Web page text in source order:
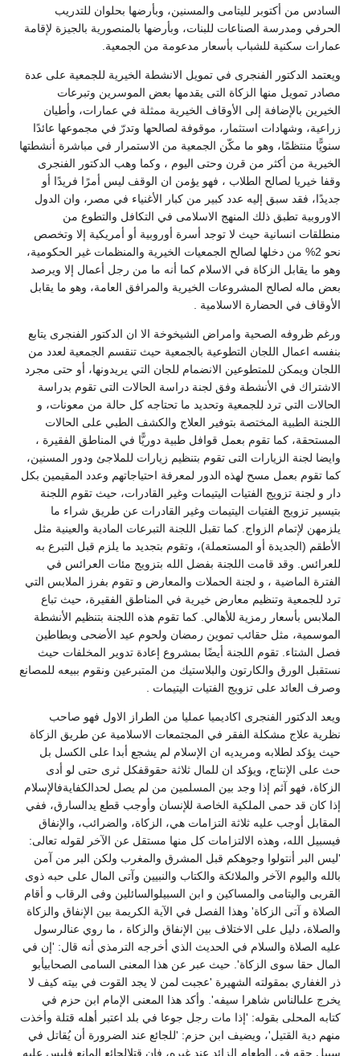
السادس من أكتوبر لليتامى والمسنين، وبأرضها بحلوان للتدريب
الحرفي ومدرسة الصناعات للبنات، وبأرضها بالمنصورية بالجيزة لإقامة
عمارات سكنية للشباب بأسعار مدعومة من الجمعية.
ويعتمد الدكتور الفنجرى في تمويل الانشطة الخيرية للجمعية على عدة
مصادر تمويل منها الزكاة التى يقدمها بعض الموسرين وتبرعات
الخيرين بالإضافة إلى الأوقاف الخيرية ممثلة في عمارات، وأطيان
زراعية، وشهادات استثمار، موقوفة لصالحها وتدرّ في مجموعها عائدًا
سنويًّا منتظمًا، وهو ما مكّن الجمعية من الاستمرار في مباشرة أنشطتها
الخيرية من أكثر من قرن وحتى اليوم ، وكما وهب الدكتور الفنجرى
وقفا خيريا لصالح الطلاب ، فهو يؤمن ان الوقف ليس أمرًا فريدًا أو
جديدًا، فقد سبق إليه عدد كبير من كبار الأغنياء في مصر، وان الدول
الاوروبية تطبق ذلك المنهج الاسلامى في التكافل والتطوع من
منطلقات انسانية حيث لا توجد أسرة أوروبية أو أمريكية إلا وتخصص
نحو 2% من دخلها لصالح الجمعيات الخيرية والمنظمات غير الحكومية،
وهو ما يقابل الزكاة في الاسلام كما أنه ما من رجل أعمال إلا ويرصد
بعض ماله لصالح المشروعات الخيرية والمرافق العامة، وهو ما يقابل
الأوقاف في الحضارة الاسلامية .
ورغم ظروفه الصحية وامراض الشيخوخة الا ان الدكتور الفنجرى يتابع
بنفسه اعمال اللجان التطوعية بالجمعية حيث تنقسم الجمعية لعدد من
اللجان ويمكن للمتطوعين الانضمام للجان التي يريدونها، أو حتى مجرد
الاشتراك في الأنشطة وفق لجنة دراسة الحالات التى تقوم بدراسة
الحالات التي ترد للجمعية وتحديد ما تحتاجه كل حالة من معونات، و
اللجنة الطبية المختصة بتوفير العلاج والكشف الطبي على الحالات
المستحقة، كما تقوم بعمل قوافل طبية دوريًّا في المناطق الفقيرة ،
وايضا لجنة الزيارات التى تقوم بتنظيم زيارات للملاجئ ودور المسنين،
كما تقوم بعمل مسح لهذه الدور لمعرفة احتياجاتهم وعدد المقيمين بكل
دار و لجنة تزويج الفتيات اليتيمات وغير القادرات، حيث تقوم اللجنة
بتيسير تزويج الفتيات اليتيمات وغير القادرات عن طريق شراء ما
يلزمهن لإتمام الزواج. كما تقبل اللجنة التبرعات المادية والعينية مثل
الأطقم (الجديدة أو المستعملة)، وتقوم بتجديد ما يلزم قبل التبرع به
للعرائس. وقد قامت اللجنة بفضل الله بتزويج مئات العرائس في
الفترة الماضية ، و لجنة الحملات والمعارض و تقوم بفرز الملابس التي
ترد للجمعية وتنظيم معارض خيرية في المناطق الفقيرة، حيث تباع
الملابس بأسعار رمزية للأهالي. كما تقوم هذه اللجنة بتنظيم الأنشطة
الموسمية، مثل حقائب تموين رمضان ولحوم عيد الأضحى وبطاطين
فصل الشتاء. تقوم اللجنة أيضًا بمشروع إعادة تدوير المخلفات حيث
نستقبل الورق والكارتون والبلاستيك من المتبرعين ونقوم ببيعه للمصانع
وصرف العائد على تزويج الفتيات اليتيمات .
ويعد الدكتور الفنجرى اكاديميا عمليا من الطراز الاول فهو صاحب
نظرية علاج مشكلة الفقر في المجتمعات الاسلامية عن طريق الزكاة
حيث يؤكد لطلابه ومريديه ان الإسلام لم يشجع أبدا على الكسل بل
حث على الإنتاج، ويؤكد ان للمال ثلاثة حقوقفكل ثرى حتى لو أدى
الزكاة، فهو آثم إذا وجد بين المسلمين من لم يصل لحدالكفايةفالإسلام
إذا كان قد حمى الملكية الخاصة للإنسان وأوجب قطع يدالسارق، ففي
المقابل أوجب عليه ثلاثة التزامات هي، الزكاة، والضرائب، والإنفاق
فيسبيل الله، وهذه الالتزامات كل منها مستقل عن الآخر لقوله تعالى:
'ليس البر أنتولوا وجوهكم قبل المشرق والمغرب ولكن البر من آمن
بالله واليوم الآخر والملائكة والكتاب والنبيين وآتى المال على حبه ذوى
القربى واليتامى والمساكين و ابن السبيلوالسائلين وفى الرقاب و أقام
الصلاة و آتى الزكاة' وهذا الفصل في الآية الكريمة بين الإنفاق والزكاة
والصلاة، دليل على الاختلاف بين الإنفاق والزكاة ، ما روي عنالرسول
عليه الصلاة والسلام في الحديث الذي أخرجه الترمذي أنه قال: 'إن في
المال حقا سوى الزكاة'. حيث عبر عن هذا المعنى السامى الصحابيأبو
ذر الغفاري بمقولته الشهيرة 'عجبت لمن لا يجد القوت في بيته كيف لا
يخرج علىالناس شاهرا سيفه'. وأكد هذا المعنى الإمام ابن حزم في
كتابه المحلى بقوله: 'إذا مات رجل جوعا في بلد اعتبر أهله قتلة وأخذت
منهم دية القتيل'، ويضيف ابن حزم: 'للجائع عند الضرورة أن يُقاتل في
سبيل حقه في الطعام الزائد عند غيره، فإن قتلالجائع المانع فليس عليه